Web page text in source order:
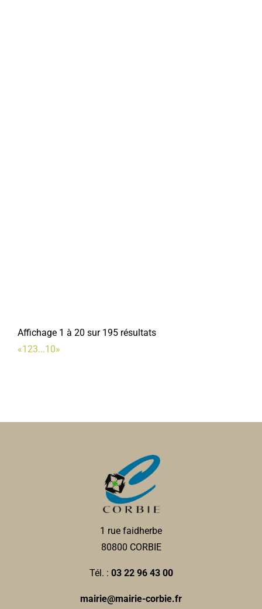
Affichage 1 à 20 sur 195 résultats
«123...10»
1 rue faidherbe
80800 CORBIE
Tél. : 03 22 96 43 00
mairie@mairie-corbie.fr